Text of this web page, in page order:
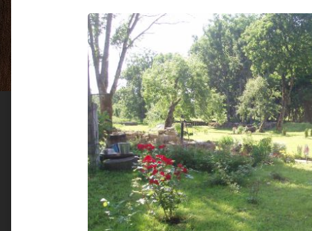
kolib
Mardile.,